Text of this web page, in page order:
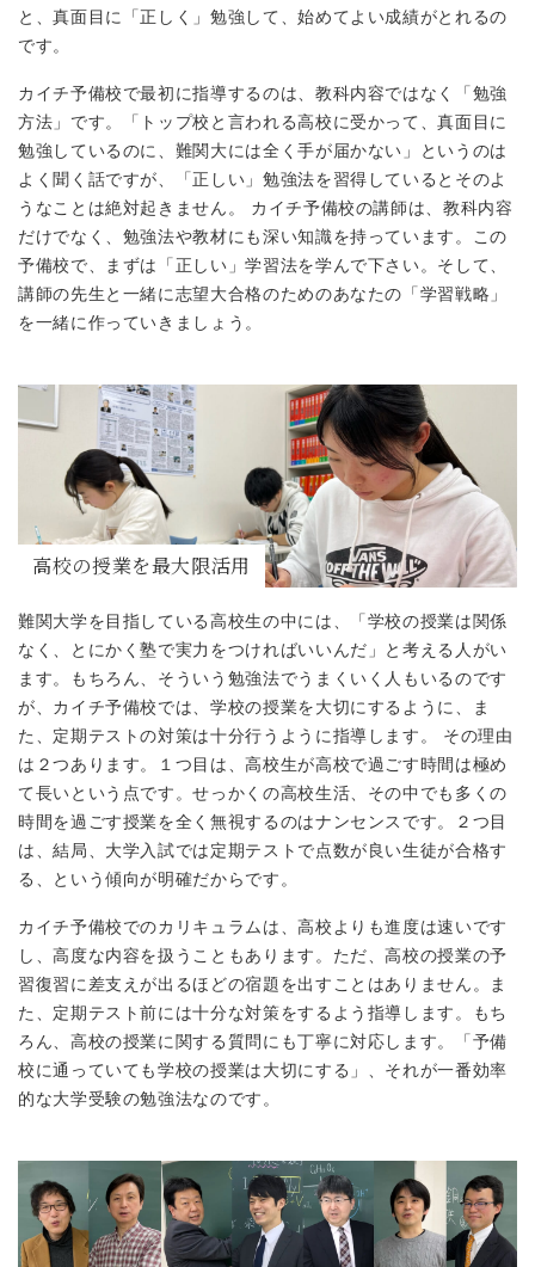
と、真面目に「正しく」勉強して、始めてよい成績がとれるの
です。
カイチ予備校で最初に指導するのは、教科内容ではなく「勉強
方法」です。「トップ校と言われる高校に受かって、真面目に
勉強しているのに、難関大には全く手が届かない」というのは
よく聞く話ですが、「正しい」勉強法を習得しているとそのよ
うなことは絶対起きません。 カイチ予備校の講師は、教科内容
だけでなく、勉強法や教材にも深い知識を持っています。この
予備校で、まずは「正しい」学習法を学んで下さい。そして、
講師の先生と一緒に志望大合格のためのあなたの「学習戦略」
を一緒に作っていきましょう。
高校の授業を最大限活用
難関大学を目指している高校生の中には、「学校の授業は関係
なく、とにかく塾で実力をつければいいんだ」と考える人がい
ます。もちろん、そういう勉強法でうまくいく人もいるのです
が、カイチ予備校では、学校の授業を大切にするように、ま
た、定期テストの対策は十分行うように指導します。 その理由
は２つあります。１つ目は、高校生が高校で過ごす時間は極め
て長いという点です。せっかくの高校生活、その中でも多くの
時間を過ごす授業を全く無視するのはナンセンスです。２つ目
は、結局、大学入試では定期テストで点数が良い生徒が合格す
る、という傾向が明確だからです。
カイチ予備校でのカリキュラムは、高校よりも進度は速いです
し、高度な内容を扱うこともあります。ただ、高校の授業の予
習復習に差支えが出るほどの宿題を出すことはありません。ま
た、定期テスト前には十分な対策をするよう指導します。もち
ろん、高校の授業に関する質問にも丁寧に対応します。「予備
校に通っていても学校の授業は大切にする」、それが一番効率
的な大学受験の勉強法なのです。